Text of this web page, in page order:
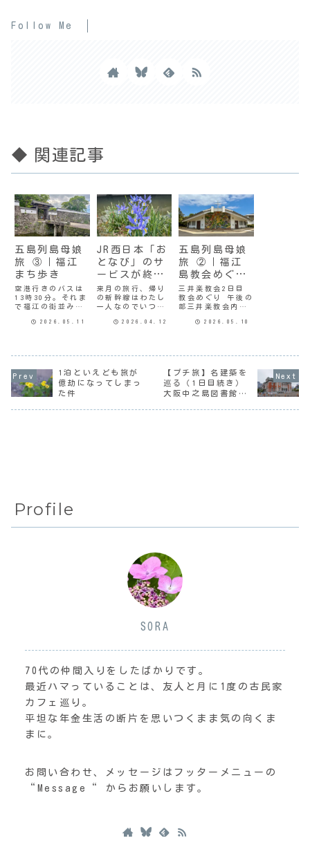
Follow Me
◆ 関連記事
五島列島母娘
旅 ③｜福江
まち歩き
空港行きのバスは
13時30分。それま
で福江の街並みを
うことになった。3
て荷物をホテルに
預かってもらい、
到着した時に目の
前に見えた常灯鼻
2026.05.11
JR西日本「お
となび」のサ
ービスが終了
していたとは
来月の旅行、帰り
の新幹線はわたし
一人なのでいつも
び」でチケット予
るのに対象外の期
間なのかしら…と
思って調べてみる
と、なんとサービ
2026.04.12
五島列島母娘
旅 ②｜福江
島教会めぐり
（２）
三井楽教会2日目
教会めぐり 午後の
部三井楽教会内部
は地元のボランテ
五島のカトリック
の歴史が描かれて
いるそうだ。本当
に地元の人々の信
2026.05.10
1泊といえども旅が
億劫になってしまっ
た件
【プチ旅】名建築を
巡る（1日目続き）
大阪中之島図書館と
Profile
SORA
70代の仲間入りをしたばかりです。
最近ハマっていることは、友人と月に1度の古民家
カフェ巡り。
平坦な年金生活の断片を思いつくまま気の向くま
まに。
お問い合わせ、メッセージはフッターメニューの
“Message“ からお願いします。